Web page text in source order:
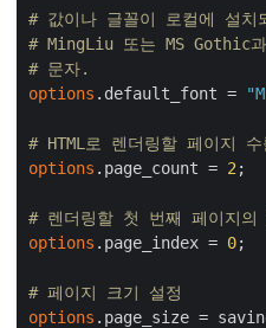
# 값이나 글꼴이 로컬에 설
# MingLiu 또는 MS Gothic
# 문자.
options .default_font =
# HTML로 렌더링할 페이지
options .page_count = 2 ;
# 렌더링할 첫 번째 페이지
options .page_index = 0;
# 페이지 크기 설정
options .page_size =